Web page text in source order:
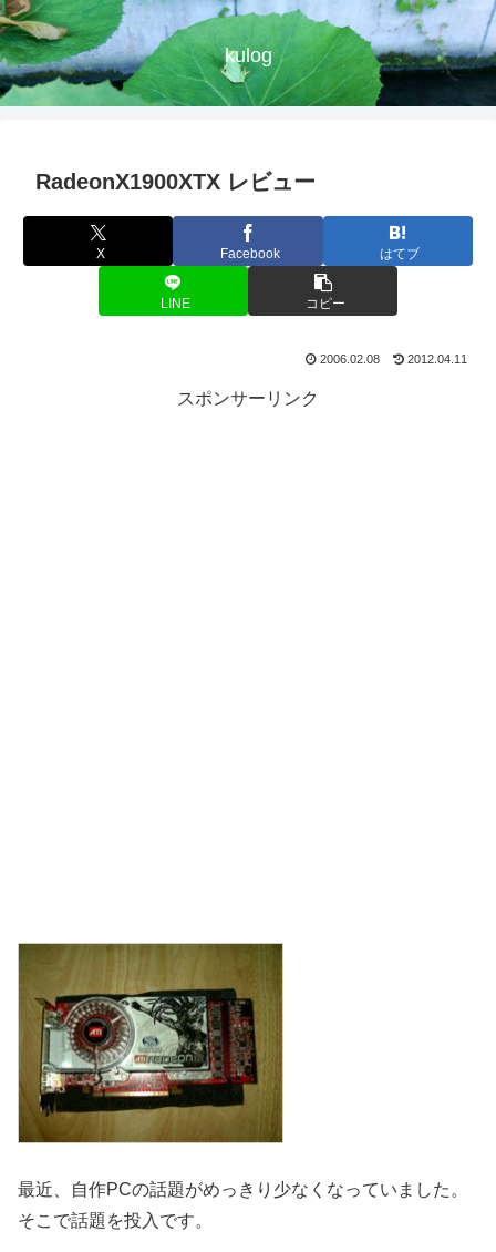
kulog
RadeonX1900XTX レビュー
X Facebook はてブ
LINE コピー
2006.02.08 2012.04.11
スポンサーリンク
最近、自作PCの話題がめっきり少なくなっていました。
そこで話題を投入です。